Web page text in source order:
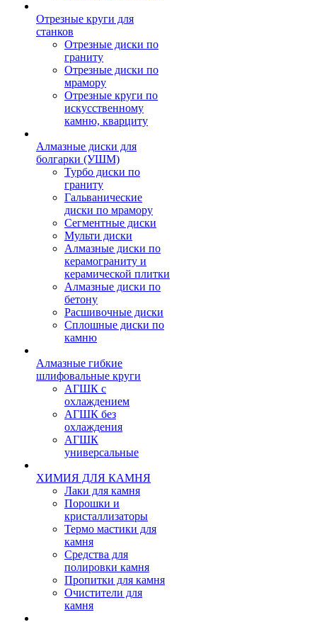
Отрезные круги для
станков
Отрезные диски по
граниту
Отрезные диски по
мрамору
Отрезные круги по
искусственному
камню, кварциту
Алмазные диски для
болгарки (УШМ)
Турбо диски по
граниту
Гальванические
диски по мрамору
Сегментные диски
Мульти диски
Алмазные диски по
керамограниту и
керамической плитки
Алмазные диски по
бетону
Расшивочные диски
Сплошные диски по
камню
Алмазные гибкие
шлифовальные круги
АГШК с
охлаждением
АГШК без
охлаждения
АГШК
универсальные
ХИМИЯ ДЛЯ КАМНЯ
Лаки для камня
Порошки и
кристаллизаторы
Термо мастики для
камня
Средства для
полировки камня
Пропитки для камня
Очистители для
камня